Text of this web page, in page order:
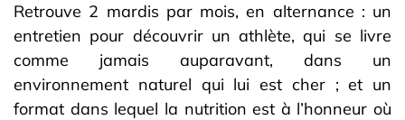
Retrouve 2 mardis par mois, en alternance : un
entretien pour découvrir un athlète, qui se livre
comme jamais auparavant, dans un
environnement naturel qui lui est cher ; et un
format dans lequel la nutrition est à l’honneur où